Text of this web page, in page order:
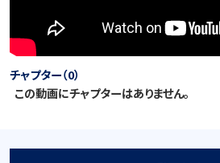
チャプター（0）
この動画にチャプターはありません。